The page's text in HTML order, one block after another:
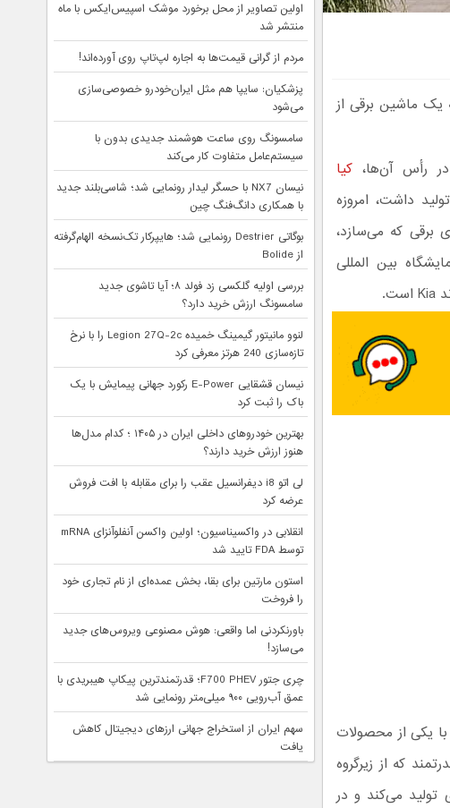
بین المللی نیویورک، عنوان بهترین خودرو سال ۲۰۲۵ به یک ماشین برقی از
رأس آن‌ها، کیا
داشت، امروزه
برقی که می‌سازد،
بین المللی
یکی از محصولات
که از زیرگروه
تولید می‌کند و در
اولین تصاویر از محل برخورد موشک اسپیس‌ایکس با ماه
منتشر شد
مردم از گرانی قیمت‌ها به اجاره لپ‌تاپ روی آورده‌اند!
پزشکیان: سایپا هم مثل ایران‌خودرو خصوصی‌سازی
می‌شود
سامسونگ روی ساعت هوشمند جدیدی بدون با
سیستم‌عامل متفاوت کار می‌کند
نیسان NX7 با حسگر لیدار رونمایی شد؛ شاسی‌بلند جدید
با همکاری دانگ‌فنگ چین
بوگاتی Destrier رونمایی شد؛ هایپرکار تک‌نسخه الهام‌گرفته
از Bolide
بررسی اولیه گلکسی زد فولد ۸؛ آیا تاشوی جدید
سامسونگ ارزش خرید دارد؟
لنوو مانیتور گیمینگ خمیده Legion 27Q-2c را با نرخ
تازه‌سازی 240 هرتز معرفی کرد
نیسان قشقایی E-Power رکورد جهانی پیمایش با یک
باک را ثبت کرد
بهترین خودروهای داخلی ایران در ۱۴۰۵ ؛ کدام مدل‌ها
هنوز ارزش خرید دارند؟
لی اتو i8 دیفرانسیل عقب را برای مقابله با افت فروش
عرضه کرد
انقلابی در واکسیناسیون؛ اولین واکسن آنفلوآنزای mRNA
توسط FDA تایید شد
استون مارتین برای بقا، بخش عمده‌ای از نام تجاری خود
را فروخت
باورنکردنی اما واقعی: هوش مصنوعی ویروس‌های جدید
می‌سازد!
چری جتور F700 PHEV؛ قدرتمندترین پیکاپ هیبریدی با
عمق آب‌رویی ۹۰۰ میلی‌متر رونمایی شد
سهم ایران از استخراج جهانی ارزهای دیجیتال کاهش
یافت